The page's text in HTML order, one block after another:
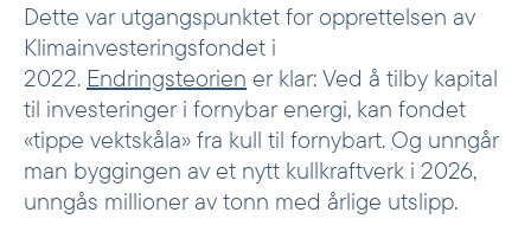
Dette var utgangspunktet for opprettelsen av
Klimainvesteringsfondet i
2022. Endringsteorien er klar: Ved å tilby kapital
til investeringer i fornybar energi, kan fondet
«tippe vektskåla» fra kull til fornybart. Og unngår
man byggingen av et nytt kullkraftverk i 2026,
unngås millioner av tonn med årlige utslipp.